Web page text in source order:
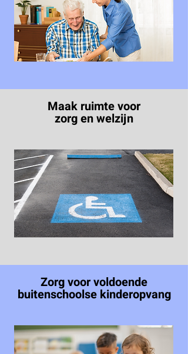
Maak ruimte voor
zorg en welzijn
Zorg voor voldoende
buitenschoolse kinderopvang